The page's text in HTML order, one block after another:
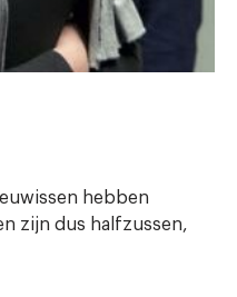
hebben
zijn dus halfzussen,